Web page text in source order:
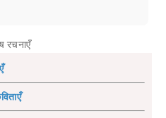
रचनाएँ